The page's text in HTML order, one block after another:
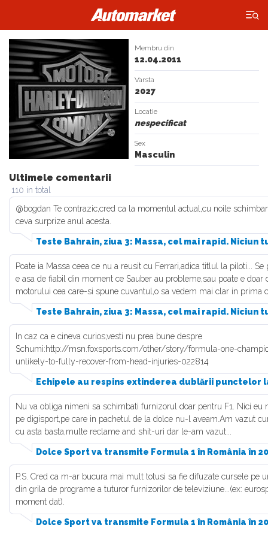
×
Membru din
12.04.2011
Varsta
2027
Locatie
nespecificat
Sex
Masculin
Ultimele comentarii
110 in total
@bogdan Te contrazic,cred ca la momentul actual,cu noile
ceva surprize anul acesta.
Teste Bahrain, ziua 3: Massa, cel mai rapid. Niciun
Poate ia Massa ceea ce nu a reusit cu Ferrari,adica titlul la piloti...
e asa de fiabil din moment ce Sauber au probleme,sau poate e doar
motorului cea care-si spune cuvantul,o sa vedem mai clar in prima
Teste Bahrain, ziua 3: Massa, cel mai rapid. Niciun
In caz ca e cineva curios,vesti nu prea bune despre
Schumi:http://msn.foxsports.com/other/story/formula-one-
unlikely-to-fully-recover-from-head-injuries-022814
Echipele au respins extinderea dublării punctelor
Nu va obliga nimeni sa schimbati furnizorul doar pentru F1. Nici eu
pe digisport,pe care in pachetul de la dolce nu-l aveam.Am vazut
cu asta basta,multe reclame and shit-uri dar le-am vazut...
Dolce Sport va transmite Formula 1 în România în
P.S. Cred ca m-ar bucura mai mult totusi sa fie difuzate cursele pe
din grila de programe a tuturor furnizorilor de televiziune...(ex:
moment dat).
Dolce Sport va transmite Formula 1 în România în